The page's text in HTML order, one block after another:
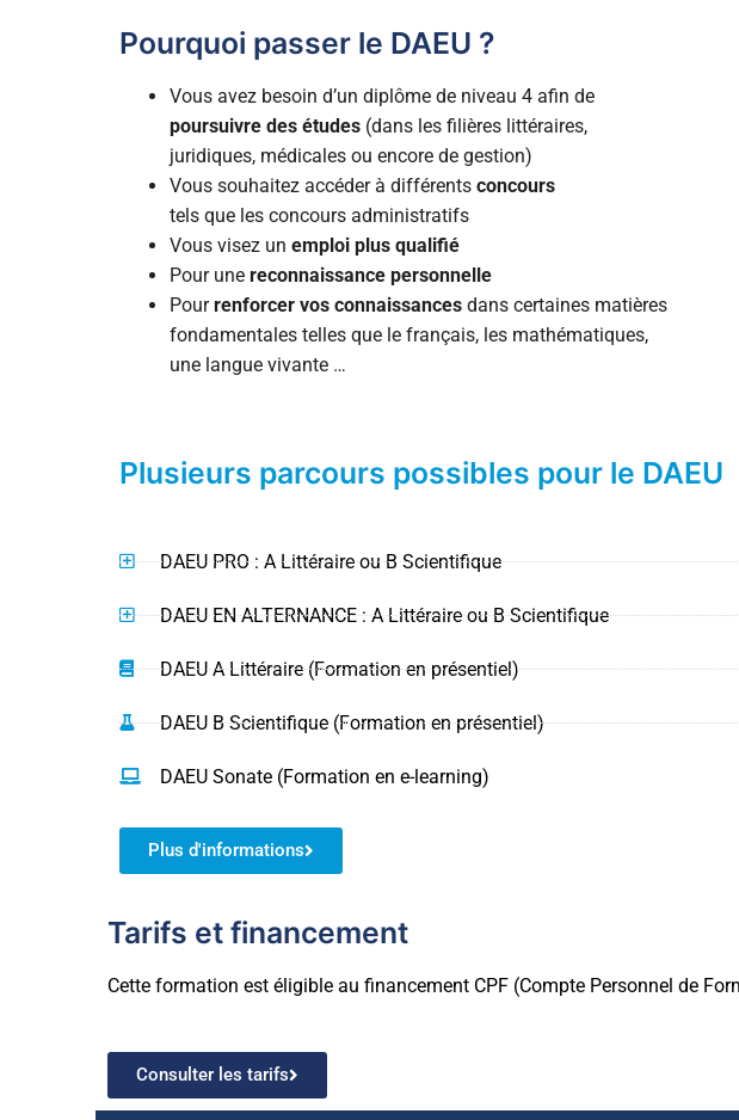
Certifications d’anglais
Valider un diplôme par blocs de
Pourquoi passer le DAEU ?
Vous avez besoin d’un diplôme de niveau 4 afin de
poursuivre des études(dans les filières littéraires,
juridiques, médicales ou encore de gestion)
Vous souhaitez accéder à différents concours
tels que les concours administratifs
Vous visez un emploi plus qualifié
Pour une reconnaissance personnelle
Pourrenforcer vos connaissancesdans certaines matières
fondamentales telles que le français, les mathématiques,
une langue vivante …
Plusieurs parcours possibles pour le DAEU
DAEU PRO : A Littéraire ou B Scientifique
DAEU EN ALTERNANCE : A Littéraire ou B Scientifique
DAEU A Littéraire (Formation en présentiel)
DAEU B Scientifique (Formation en présentiel)
DAEU Sonate (Formation en e-learning)
Plus d'informations
Tarifs et financement
Cette formation est éligible au financement CPF (Compte Personnel de
Consulter les tarifs